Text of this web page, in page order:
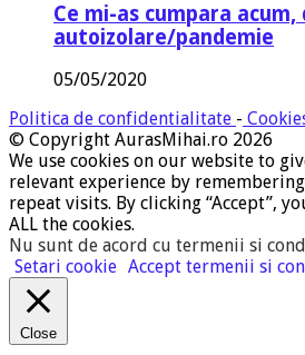
Ce mi-as cumpara
autoizolare/pandemie
05/05/2020
Politica de confidentialitate -
© Copyright AurasMihai.ro 2026
We use cookies on our website to
relevant experience by
repeat visits. By clicking “Accept”,
ALL the cookies.
Nu sunt de acord cu termenii si
Setari cookie Accept termenii si
Close